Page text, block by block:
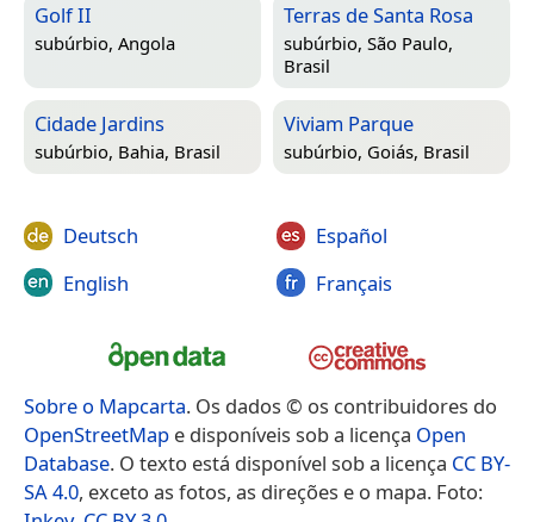
Golf II
subúrbio, Angola
Terras de Santa Rosa
subúrbio, São Paulo,
Brasil
Cidade Jardins
subúrbio, Bahia, Brasil
Viviam Parque
subúrbio, Goiás, Brasil
Deutsch
English
Español
Français
Sobre o Mapcarta. Os dados © os contribuidores do
OpenStreetMap e disponíveis sob a licença Open
Database. O texto está disponível sob a licença CC BY-
SA 4.0, exceto as fotos, as direções e o mapa. Foto: